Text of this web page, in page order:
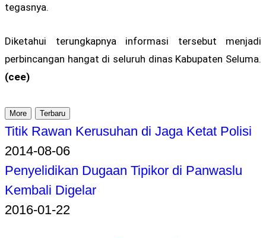
tegasnya.
Diketahui terungkapnya informasi tersebut menjadi
perbincangan hangat di seluruh dinas Kabupaten Seluma.
(cee)
More Terbaru
Titik Rawan Kerusuhan di Jaga Ketat Polisi
2014-08-06
Penyelidikan Dugaan Tipikor di Panwaslu
Kembali Digelar
2016-01-22